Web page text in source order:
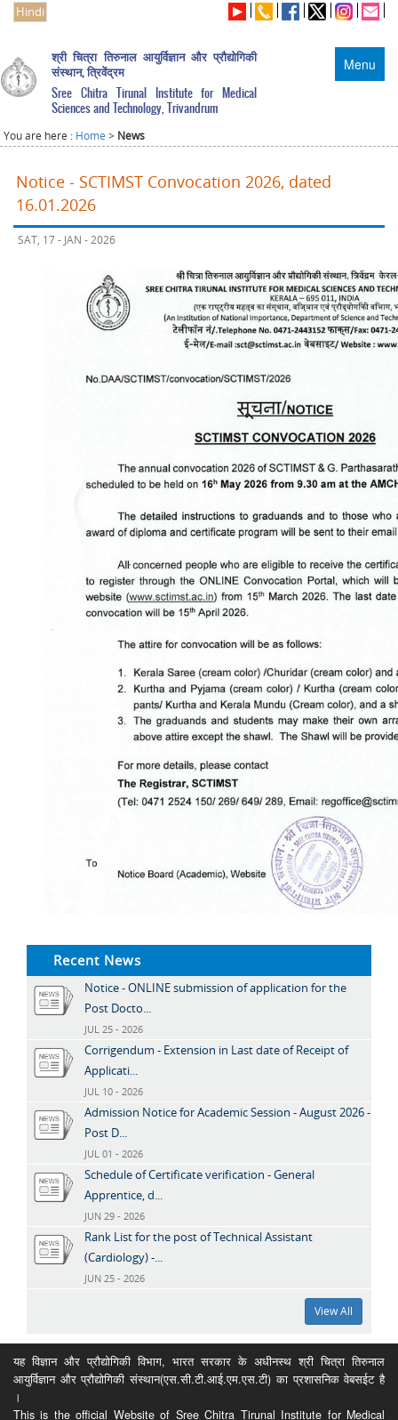
Hindi
Menu
श्री चित्रा तिरुनाल आयुर्विज्ञान और प्रौद्योगिकी
संस्थान, त्रिवेंद्रम
Sree Chitra Tirunal Institute for Medical
Sciences and Technology, Trivandrum
You are here : Home > News
Notice - SCTIMST Convocation 2026, dated
16.01.2026
SAT, 17 - JAN - 2026
Recent News
Notice - ONLINE submission of application for the
Post Docto...
JUL 25 - 2026
Corrigendum - Extension in Last date of Receipt of
Applicati...
JUL 10 - 2026
Admission Notice for Academic Session - August 2026 -
Post D...
JUL 01 - 2026
Schedule of Certificate verification - General
Apprentice, d...
JUN 29 - 2026
Rank List for the post of Technical Assistant
(Cardiology) -...
JUN 25 - 2026
View All
यह विज्ञान और प्रौद्योगिकी विभाग, भारत सरकार के अधीनस्थ श्री चित्रा तिरुनाल
आयुर्विज्ञान और प्रौद्योगिकी संस्थान(एस.सी.टी.आई.एम.एस.टी) का प्रशासनिक वेबसईट है
।
This is the official Website of Sree Chitra Tirunal Institute for Medical